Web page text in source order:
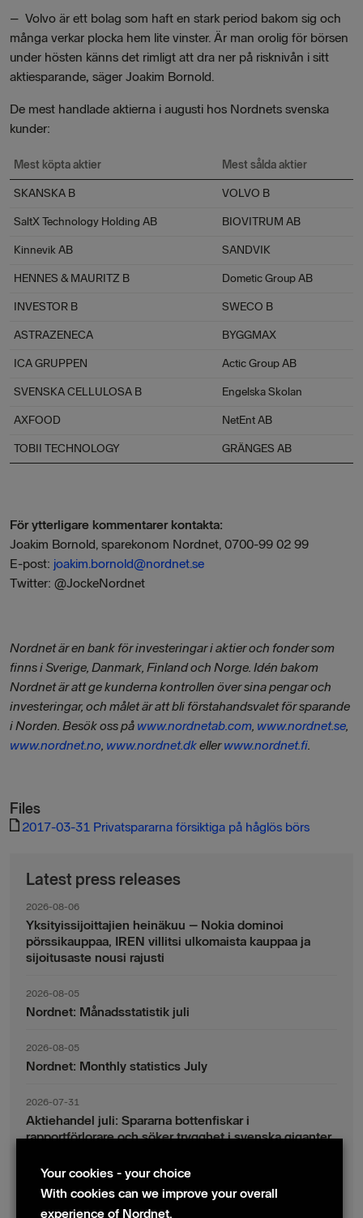
– Volvo är ett bolag som haft en stark period bakom sig och
många verkar plocka hem lite vinster. Är man orolig för börsen
under hösten känns det rimligt att dra ner på risknivån i sitt
aktiesparande, säger Joakim Bornold.
De mest handlade aktierna i augusti hos Nordnets svenska
kunder:
Mest köpta aktier Mest sålda aktier
SKANSKA B VOLVO B
SaltX Technology Holding AB BIOVITRUM AB
Kinnevik AB SANDVIK
HENNES & MAURITZ B Dometic Group AB
INVESTOR B SWECO B
ASTRAZENECA BYGGMAX
ICA GRUPPEN Actic Group AB
SVENSKA CELLULOSA B Engelska Skolan
AXFOOD NetEnt AB
TOBII TECHNOLOGY GRÄNGES AB
För ytterligare kommentarer kontakta:
Joakim Bornold, sparekonom Nordnet, 0700-99 02 99
E-post: joakim.bornold@nordnet.se
Twitter: @JockeNordnet
Nordnet är en bank för investeringar i aktier och fonder som
finns i Sverige, Danmark, Finland och Norge. Idén bakom
Nordnet är att ge kunderna kontrollen över sina pengar och
investeringar, och målet är att bli förstahandsvalet för sparande
i Norden. Besök oss på www.nordnetab.com, www.nordnet.se,
www.nordnet.no, www.nordnet.dkellerwww.nordnet.fi.
Files
2017-03-31 Privatspararna försiktiga på håglös börs
Latest press releases
2026-08-06
Yksityissijoittajien heinäkuu – Nokia dominoi
pörssikauppaa, IREN villitsi ulkomaista kauppaa ja
sijoitusaste nousi rajusti
2026-08-05
Nordnet: Månadsstatistik juli
2026-08-05
Nordnet: Monthly statistics July
2026-07-31
Aktiehandel juli: Spararna bottenfiskar i
rapportförlorare och söker trygghet i svenska giganter
2026-07-30
Fondsparande juli: Vinsthemtagningar i teknik – men
indexsparandet ligger fast
Your cookies - your choice
With cookies can we improve your overall
experience of Nordnet.